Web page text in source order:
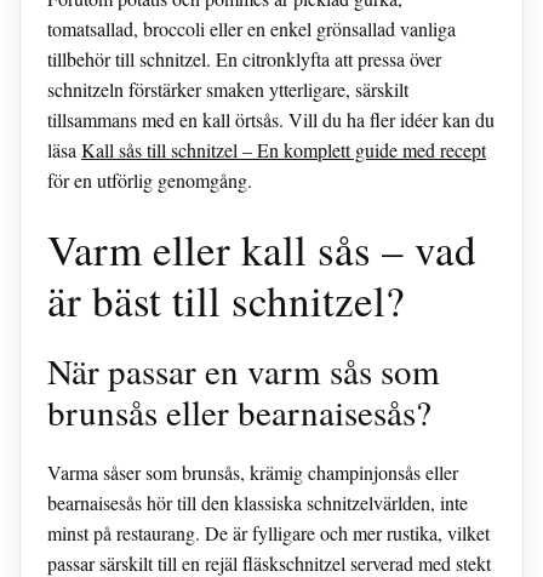
tomatsallad, broccoli eller en enkel grönsallad vanliga
tillbehör till schnitzel. En citronklyfta att pressa över
schnitzeln förstärker smaken ytterligare, särskilt
tillsammans med en kall örtsås. Vill du ha fler idéer kan du
läsa Kall sås till schnitzel – En komplett guide med recept
för en utförlig genomgång.
Varm eller kall sås – vad
är bäst till schnitzel?
När passar en varm sås som
brunsås eller bearnaisesås?
Varma såser som brunsås, krämig champinjonsås eller
bearnaisesås hör till den klassiska schnitzelvärlden, inte
minst på restaurang. De är fylligare och mer rustika, vilket
passar särskilt till en rejäl fläskschnitzel serverad med stekt